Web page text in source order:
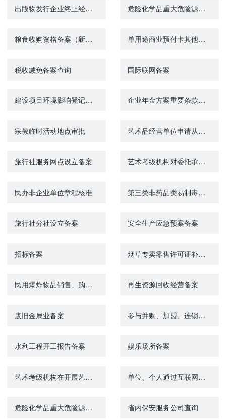
出版物发行企业终止经营活动备案 危险化学品重大危险源备案核销
粮食收购资格备案（新立） 单用途商业预付卡其他发卡企业备案
税收减免备案查询 国际联网备案
建设项目环境影响登记表备案（市、县） 企业年金方案重要条款变更备案
宗教临时活动地点审批 艺术品经营单位申请从事艺术品经营活动的备案
旅行社服务网点设立备案 艺术考级机构对委托承办艺术考级活动的承办单位的基本情况和合作协议的备案
民办非企业单位章程核准 第三类非药品类易制毒化学品经营备案证明注销
旅行社分社设立备案 安全生产应急预案备案
招标备案 烟草专卖零售许可证补办办理
民用爆炸物品销售、购买情况备案 再生资源回收经营备案
废旧金属业备案 参与并购、加盟、连锁经营的营利性幼儿园与相关利益企业签订的协议的备案
水利工程开工报告备案 娱乐场所备案
艺术考级机构在开展艺术考级活动前对考级简章、考级时间、考级地点、考生数量、考场安排、考官名单等情况的备案 单位、个人通过互联网等信息网络从事出版物发行业务的备案
危险化学品重大危险源备案 省内保安服务公司查询